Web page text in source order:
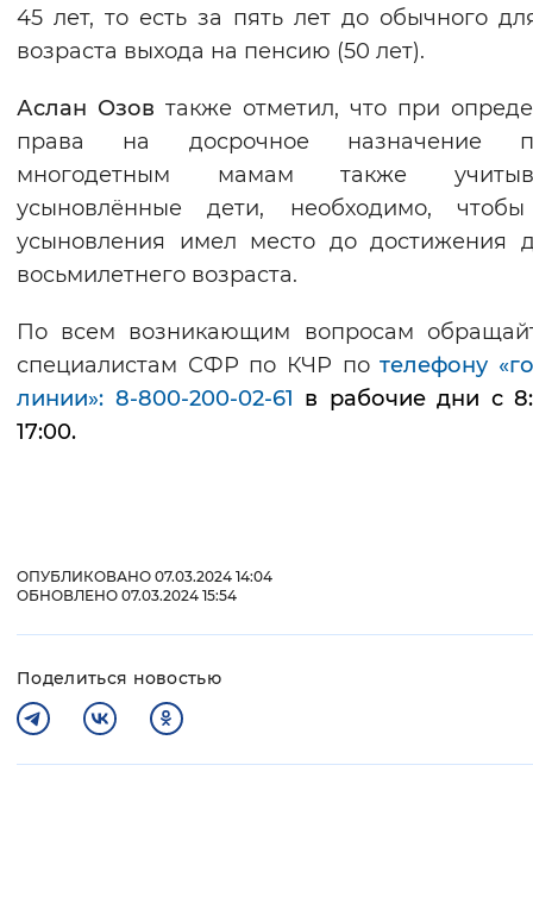
45 лет, то есть за пять лет до обычного
возраста выхода на пенсию (50 лет).
Аслан Озов также отметил, что при
права на досрочное назначение
многодетным мамам также
усыновлённые дети, необходимо,
усыновления имел место до достижения
восьмилетнего возраста.
По всем возникающим вопросам
специалистам СФР по КЧР по телефону
линии»: 8-800-200-02-61 в рабочие дни с
17:00.
ОПУБЛИКОВАНО 07.03.2024 14:04
ОБНОВЛЕНО 07.03.2024 15:54
Поделиться новостью